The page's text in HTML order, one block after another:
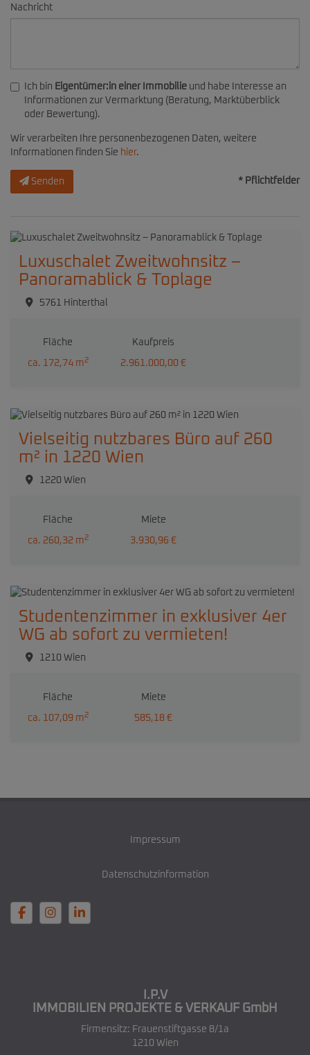
Nachricht
Ich bin Eigentümer:in einer Immobilie und habe Interesse an
Informationen zur Vermarktung (Beratung, Marktüberblick
oder Bewertung).
Wir verarbeiten Ihre personenbezogenen Daten, weitere
Informationen finden Sie hier.
Senden * Pflichtfelder
Luxuschalet Zweitwohnsitz –
Panoramablick & Toplage
5761 Hinterthal
Fläche
ca. 172,74 m2
Kaufpreis
2.961.000,00 €
Vielseitig nutzbares Büro auf 260
m² in 1220 Wien
1220 Wien
Fläche
ca. 260,32 m2
Miete
3.930,96 €
Studentenzimmer in exklusiver 4er
WG ab sofort zu vermieten!
1210 Wien
Fläche
ca. 107,09 m2
Miete
585,18 €
Impressum
Datenschutzinformation
I.P.V
IMMOBILIEN PROJEKTE & VERKAUF GmbH
Firmensitz: Frauenstiftgasse 8/1a
1210 Wien